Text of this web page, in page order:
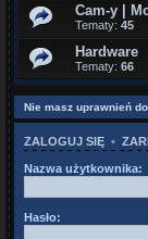
Cam-y |
Tematy: 45
Hardware
Tematy: 66
Nie masz uprawnień
ZALOGUJ SIĘ •
Nazwa użytkownika:
Hasło: